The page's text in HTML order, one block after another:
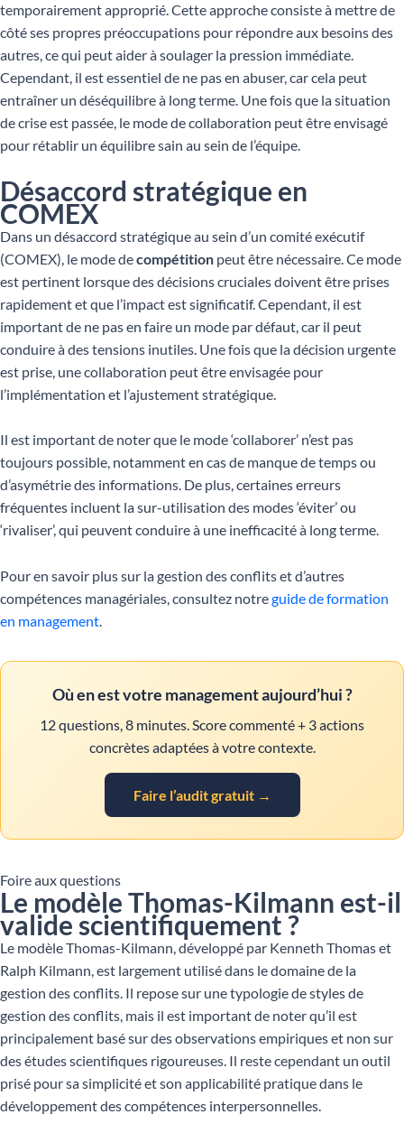
temporairement approprié. Cette approche consiste à mettre de
côté ses propres préoccupations pour répondre aux besoins des
autres, ce qui peut aider à soulager la pression immédiate.
Cependant, il est essentiel de ne pas en abuser, car cela peut
entraîner un déséquilibre à long terme. Une fois que la situation
de crise est passée, le mode de collaboration peut être envisagé
pour rétablir un équilibre sain au sein de l’équipe.
Désaccord stratégique en
COMEX
Dans un désaccord stratégique au sein d’un comité exécutif
(COMEX), le mode decompétition peut être nécessaire. Ce mode
est pertinent lorsque des décisions cruciales doivent être prises
rapidement et que l’impact est significatif. Cependant, il est
important de ne pas en faire un mode par défaut, car il peut
conduire à des tensions inutiles. Une fois que la décision urgente
est prise, une collaboration peut être envisagée pour
l’implémentation et l’ajustement stratégique.
Il est important de noter que le mode ‘collaborer’ n’est pas
toujours possible, notamment en cas de manque de temps ou
d’asymétrie des informations. De plus, certaines erreurs
fréquentes incluent la sur-utilisation des modes ‘éviter’ ou
‘rivaliser’, qui peuvent conduire à une inefficacité à long terme.
Pour en savoir plus sur la gestion des conflits et d’autres
compétences managériales, consultez notreguide de formation
en management.
Où en est votre management aujourd’hui ?
12 questions, 8 minutes. Score commenté + 3 actions
concrètes adaptées à votre contexte.
Faire l’audit gratuit →
Foire aux questions
Le modèle Thomas-Kilmann est-il
valide scientifiquement ?
Le modèle Thomas-Kilmann, développé par Kenneth Thomas et
Ralph Kilmann, est largement utilisé dans le domaine de la
gestion des conflits. Il repose sur une typologie de styles de
gestion des conflits, mais il est important de noter qu’il est
principalement basé sur des observations empiriques et non sur
des études scientifiques rigoureuses. Il reste cependant un outil
prisé pour sa simplicité et son applicabilité pratique dans le
développement des compétences interpersonnelles.